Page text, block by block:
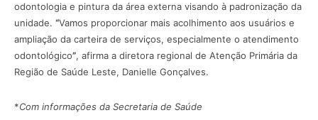
odontologia e pintura da área externa visando à padronização da
unidade. “Vamos proporcionar mais acolhimento aos usuários e
ampliação da carteira de serviços, especialmente o atendimento
odontológico”, afirma a diretora regional de Atenção Primária da
Região de Saúde Leste, Danielle Gonçalves.
*Com informações da Secretaria de Saúde